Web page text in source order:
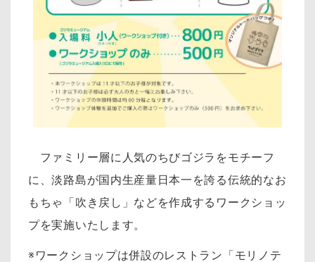
ファミリー層に人気のちびゴジラをモチーフ
に、淡路島が国内生産量日本一を誇る伝統的なお
もちゃ「吹き戻し」などを作成するワークショッ
プを実施いたします。
※ワークショップは併設のレストラン「モリノテ